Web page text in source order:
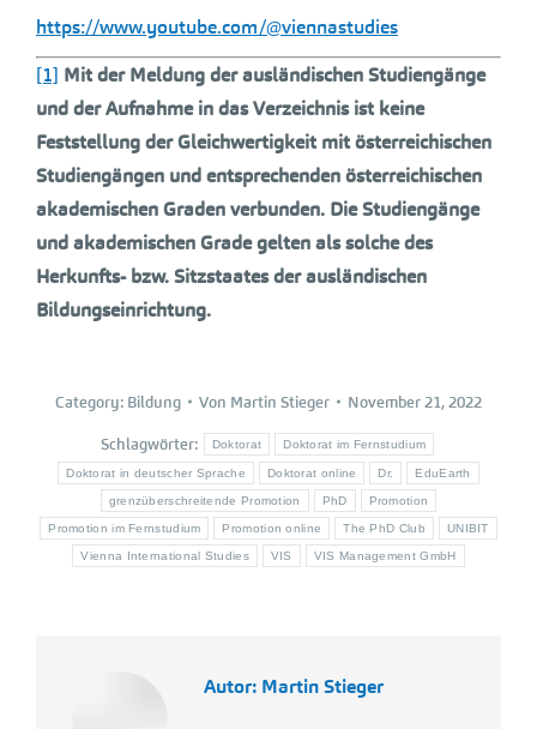
https://www.youtube.com/@viennastudies
[1] Mit der Meldung der ausländischen Studiengänge
und der Aufnahme in das Verzeichnis ist keine
Feststellung der Gleichwertigkeit mit österreichischen
Studiengängen und entsprechenden österreichischen
akademischen Graden verbunden. Die Studiengänge
und akademischen Grade gelten als solche des
Herkunfts- bzw. Sitzstaates der ausländischen
Bildungseinrichtung.
Category: Bildung Von Martin Stieger November 21, 2022
Schlagwörter: Doktorat Doktorat im Fernstudium
Doktorat in deutscher Sprache Doktorat online Dr. EduEarth
grenzüberschreitende Promotion PhD Promotion
Promotion im Fernstudium Promotion online The PhD Club UNIBIT
Vienna International Studies VIS VIS Management GmbH
Autor: Martin Stieger